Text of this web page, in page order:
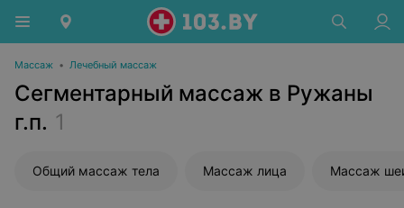
Массаж • Лечебный массаж
Сегментарный массаж в Ружаны
г.п. 1
Общий массаж тела Массаж лица Массаж